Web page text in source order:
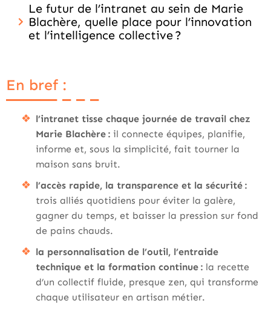
Le futur de l’intranet au sein de Marie
Blachère, quelle place pour l’innovation
et l’intelligence collective ?
En bref :
l’intranet tisse chaque journée de travail chez
Marie Blachère : il connecte équipes, planifie,
informe et, sous la simplicité, fait tourner la
maison sans bruit.
l’accès rapide, la transparence et la sécurité :
trois alliés quotidiens pour éviter la galère,
gagner du temps, et baisser la pression sur fond
de pains chauds.
la personnalisation de l’outil, l’entraide
technique et la formation continue : la recette
d’un collectif fluide, presque zen, qui transforme
chaque utilisateur en artisan métier.